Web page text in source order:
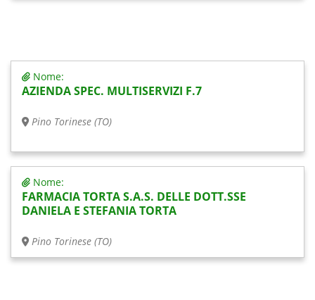
Nome:
AZIENDA SPEC. MULTISERVIZI F.7
Pino Torinese (TO)
Nome:
FARMACIA TORTA S.A.S. DELLE DOTT.SSE
DANIELA E STEFANIA TORTA
Pino Torinese (TO)